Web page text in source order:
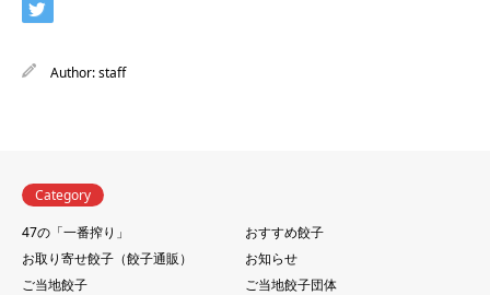
Author:staff
Category
47の「一番搾り」
おすすめ餃子
お取り寄せ餃子（餃子通販）
お知らせ
ご当地餃子
ご当地餃子団体